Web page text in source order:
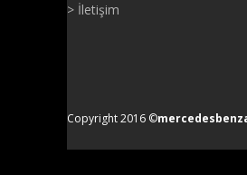
> İletişim
Copyright 2016 ©